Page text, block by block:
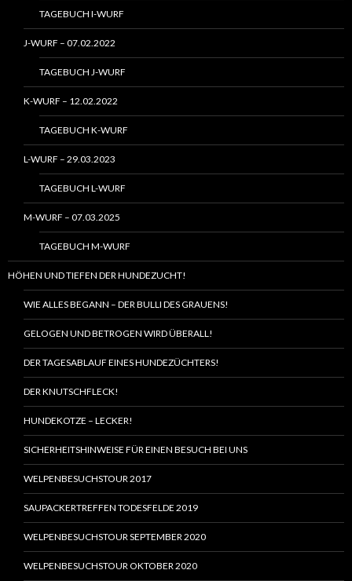
TAGEBUCH I-WURF
J-WURF – 07.02.2022
TAGEBUCH J-WURF
K-WURF – 12.02.2022
TAGEBUCH K-WURF
L-WURF – 29.03.2023
TAGEBUCH L-WURF
M-WURF – 07.03.2025
TAGEBUCH M-WURF
HÖHEN UND TIEFEN DER HUNDEZUCHT!
WIE ALLES BEGANN – DER BULLI DES GRAUENS!
GELOGEN UND BETROGEN WIRD ÜBERALL!
DER TAGESABLAUF EINES HUNDEZÜCHTERS!
DER KNUTSCHFLECK!
HUNDEKOTZE – LECKER!
SICHERHEITSHINWEISE FÜR EINEN BESUCH BEI UNS
WELPENBESUCHSTOUR 2017
SAUPACKERTREFFEN TODESFELDE 2019
WELPENBESUCHSTOUR SEPTEMBER 2020
WELPENBESUCHSTOUR OKTOBER 2020